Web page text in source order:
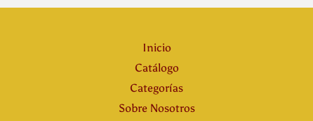
Inicio
Catálogo
Categorías
Sobre Nosotros